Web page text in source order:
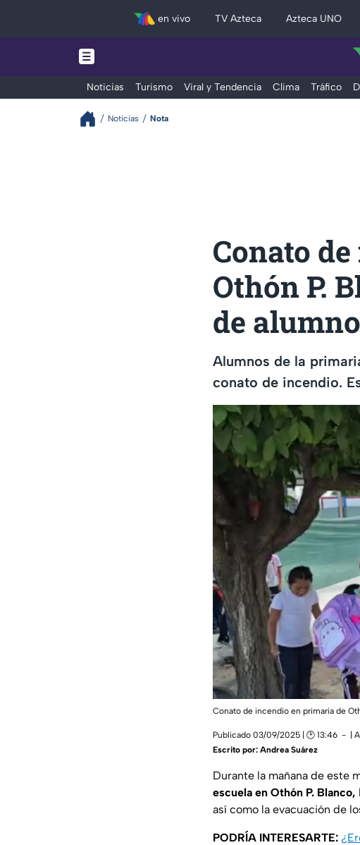
en vivo TV Azteca Azteca UNO
Noticias Turismo Viral y Tendencia Clima Tráfico
Noticias Nota
Conato
Othón P.
de
Alumnos de la
conato de incendio.
Conato de incendio en primaria de
Publicado 03/09/2025 | 🕑 13:46 |
Escrito por: Andrea Suárez
Durante la mañana de este
escuela en Othón P. Blanco,
así como la evacuación de
PODRÍA INTERESARTE: